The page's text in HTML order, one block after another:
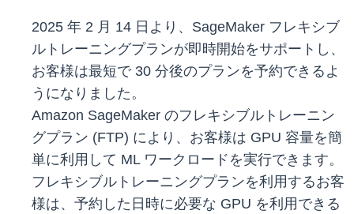
2025 年 2 月 14 日より、SageMaker フレキシブ
ルトレーニングプランが即時開始をサポートし、
お客様は最短で 30 分後のプランを予約できるよ
うになりました。
Amazon SageMaker のフレキシブルトレーニン
グプラン (FTP) により、お客様は GPU 容量を簡
単に利用して ML ワークロードを実行できます。
フレキシブルトレーニングプランを利用するお客
様は、予約した日時に必要な GPU を利用できる